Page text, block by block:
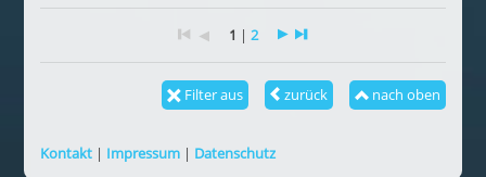
1 | 2
nach oben
zurück
Filter aus
Kontakt | Impressum | Datenschutz